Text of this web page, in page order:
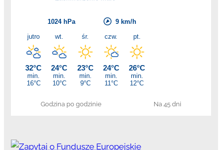
Godzina po godzinie Na 45 dni